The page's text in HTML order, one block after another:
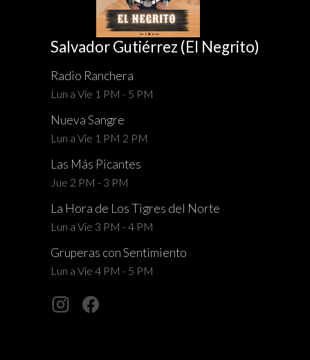
Salvador Gutiérrez (El Negrito)
Radio Ranchera
Lun a Vie 1 PM - 5 PM
Nueva Sangre
Lun a Vie 1 PM 2 PM
Las Más Picantes
Jue 2 PM - 3 PM
La Hora de Los Tigres del Norte
Lun a Vie 3 PM - 4 PM
Gruperas con Sentimiento
Lun a Vie 4 PM - 5 PM